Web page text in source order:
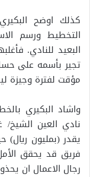
كذلك اوضح
التخطيط ورسم
البعيد للنادي.
تجير بأسمه على
مؤقت لفترة
واشاد البكيري
نادي العين الشيخ/
يقدر (بمليون ريال)
فريق قد يحقق
رجال الاعمال ان